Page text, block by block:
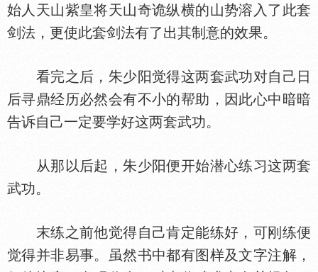
始人天山紫皇将天山奇诡纵横的山势溶入了此套
剑法，更使此套剑法有了出其制意的效果。
看完之后，朱少阳觉得这两套武功对自己日
后寻鼎经历必然会有不小的帮助，因此心中暗暗
告诉自己一定要学好这两套武功。
从那以后起，朱少阳便开始潜心练习这两套
武功。
末练之前他觉得自己肯定能练好，可刚练便
觉得并非易事。虽然书中都有图样及文字注解，